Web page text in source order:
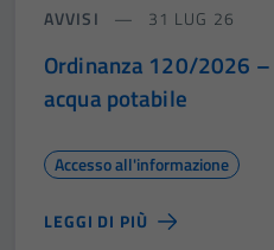
AVVISI 31 LUG 26
Ordinanza 120/2026
acqua potabile
Accesso all'informazione
LEGGI DI PIÙ